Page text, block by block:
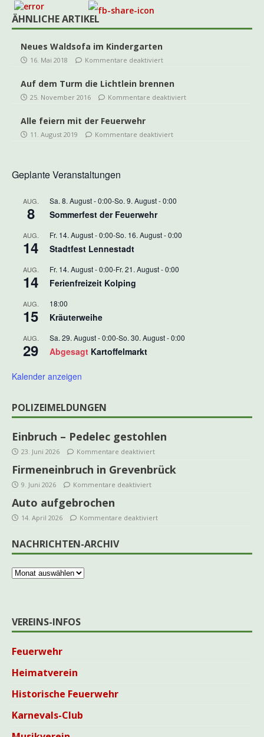
ÄHNLICHE ARTIKEL
Neues Waldsofa im Kindergarten
16. Mai 2018 Kommentare deaktiviert
Auf dem Turm die Lichtlein brennen
25. November 2016 Kommentare deaktiviert
Alle feiern mit der Feuerwehr
11. August 2019 Kommentare deaktiviert
Geplante Veranstaltungen
AUG.
8
Sa. 8. August - 0:00-So. 9. August - 0:00
Sommerfest der Feuerwehr
AUG.
14
Fr. 14. August - 0:00-So. 16. August - 0:00
Stadtfest Lennestadt
AUG.
14
Fr. 14. August - 0:00-Fr. 21. August - 0:00
Ferienfreizeit Kolping
AUG.
15
18:00
Kräuterweihe
AUG.
29
Sa. 29. August - 0:00-So. 30. August - 0:00
Abgesagt Kartoffelmarkt
Kalender anzeigen
POLIZEIMELDUNGEN
Einbruch – Pedelec gestohlen
23. Juni 2026 Kommentare deaktiviert
Firmeneinbruch in Grevenbrück
9. Juni 2026 Kommentare deaktiviert
Auto aufgebrochen
14. April 2026 Kommentare deaktiviert
NACHRICHTEN-ARCHIV
VEREINS-INFOS
Feuerwehr
Heimatverein
Historische Feuerwehr
Karnevals-Club